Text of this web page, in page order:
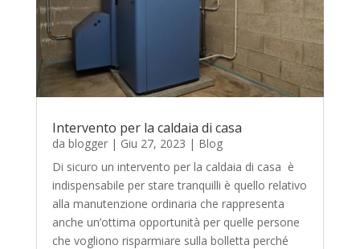
Intervento per la caldaia di casa
da blogger| Giu 27, 2023 | Blog
Di sicuro un intervento per la caldaia di casa è
indispensabile per stare tranquilli è quello relativo
alla manutenzione ordinaria che rappresenta
anche un’ottima opportunità per quelle persone
che vogliono risparmiare sulla bolletta perché